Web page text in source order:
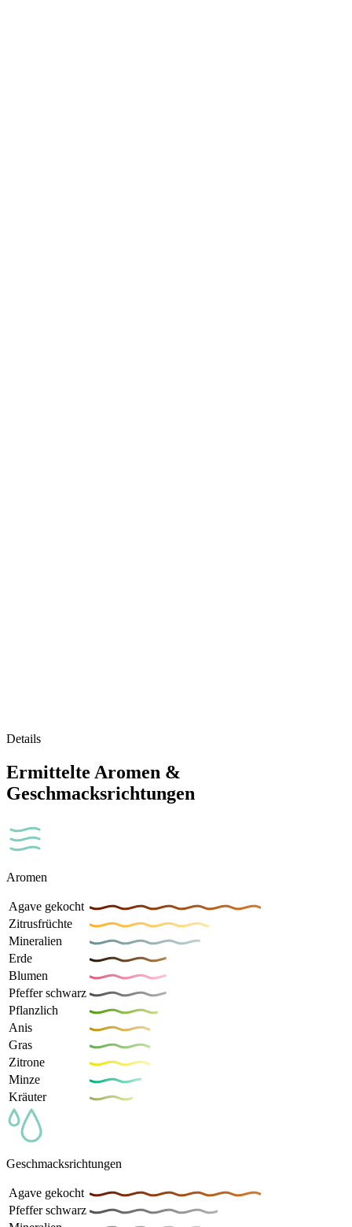
Details
Ermittelte Aromen &
Geschmacksrichtungen
Aromen
Agave gekocht
Zitrusfrüchte
Mineralien
Erde
Blumen
Pfeffer schwarz
Pflanzlich
Anis
Gras
Zitrone
Minze
Kräuter
Geschmacksrichtungen
Agave gekocht
Pfeffer schwarz